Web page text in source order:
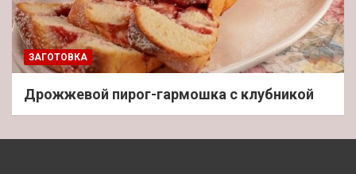
ЗАГОТОВКА
Дрожжевой пирог-гармошка с клубникой